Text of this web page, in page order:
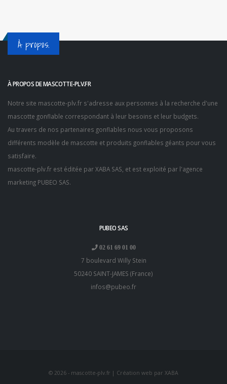
À propos.
À PROPOS DE MASCOTTE-PLV.FR
Notre site mascotte-plv.fr s'adresse aux personnes à la recherche d'une
mascotte gonflable correspondant à leur besoins et leur budgets.
Au travers de nos partenaires gonflables nous vous proposons
différents modèle de mascotte et produits gonflables géants pour vous
satisfaire.
mascotte-plv.fr est éditée par XABA SAS, et est exploité par l'agence
marketing PUBEO SAS.
PUBEO SAS
02 61 69 01 00
7 boulevard Willy Stein
50240 SAINT-JAMES (France)
infos@pubeo.fr
© 2026 - mascotte-plv.fr | Création web par XABA